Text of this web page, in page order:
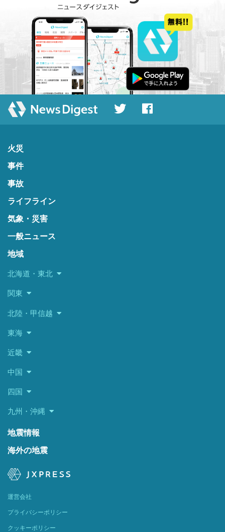
火災
事件
事故
ライフライン
気象・災害
一般ニュース
地域
北海道・東北
関東
北陸・甲信越
東海
近畿
中国
四国
九州・沖縄
地震情報
海外の地震
運営会社
プライバシーポリシー
クッキーポリシー